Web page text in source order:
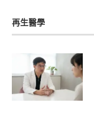
再生醫學